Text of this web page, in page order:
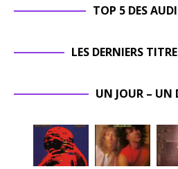
TOP 5 DES
LES DERNIERS
UN JOUR – UN